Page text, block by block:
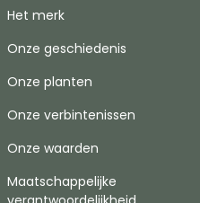
Het merk
Onze geschiedenis
Onze planten
Onze verbintenissen
Onze waarden
Maatschappelijke